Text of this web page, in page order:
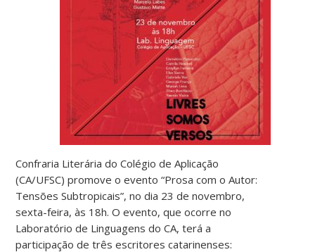
Confraria Literária do Colégio de Aplicação
(CA/UFSC) promove o evento “Prosa com o Autor:
Tensões Subtropicais”, no dia 23 de novembro,
sexta-feira, às 18h. O evento, que ocorre no
Laboratório de Linguagens do CA, terá a
participação de três escritores catarinenses: